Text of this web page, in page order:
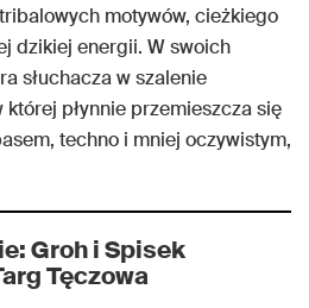
motywów, cieżkiego
dzikiej energii. W swoich
słuchacza w szalenie
płynnie przemieszcza się
techno i mniej oczywistym,
Groh i Spisek
Tęczowa